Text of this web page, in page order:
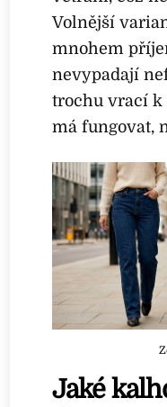
Volnější
mnohem
nevypadají
trochu vrací k
má fungovat,
Jaké